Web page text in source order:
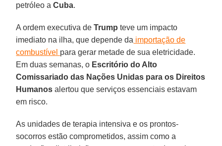
petróleo aCuba.
A ordem executiva deTrump teve um impacto
imediato na ilha, que depende da importação de
combustível para gerar metade de sua eletricidade.
Em duas semanas, o Escritório do Alto
Comissariado das Nações Unidas para os Direitos
Humanos alertou que serviços essenciais estavam
em risco.
As unidades de terapia intensiva e os prontos-
socorros estão comprometidos, assim como a